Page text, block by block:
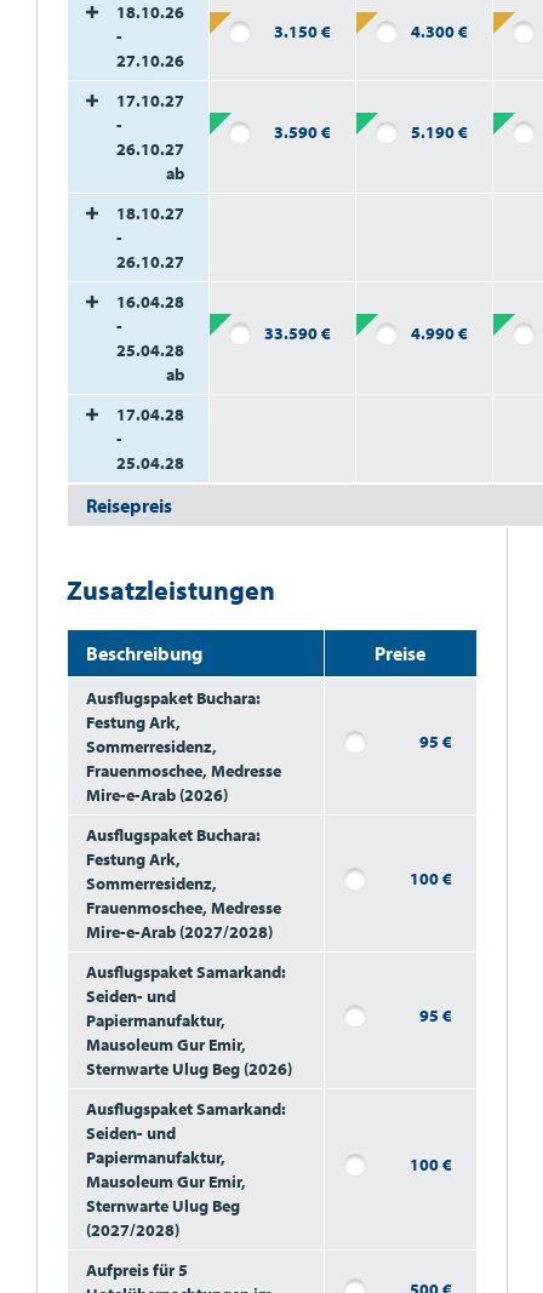
Reisepreis
18.10.26
-
27.10.26
3.150€ 4.300€
17.10.27
-
26.10.27
ab
3.590€ 5.190€
18.10.27
-
26.10.27
16.04.28
-
25.04.28
ab
33.590€ 4.990€
17.04.28
-
25.04.28
Zusatzleistungen
Beschreibung Preise
Ausflugspaket Buchara:
Festung Ark,
Sommerresidenz,
Frauenmoschee, Medresse
Mire-e-Arab (2026)
95 €
Ausflugspaket Buchara:
Festung Ark,
Sommerresidenz,
Frauenmoschee, Medresse
Mire-e-Arab (2027/2028)
100€
Ausflugspaket Samarkand:
Seiden- und
Papiermanufaktur,
Mausoleum Gur Emir,
Sternwarte Ulug Beg (2026)
95 €
Ausflugspaket Samarkand:
Seiden- und
Papiermanufaktur,
Mausoleum Gur Emir,
Sternwarte Ulug Beg
(2027/2028)
100€
Aufpreis für 5